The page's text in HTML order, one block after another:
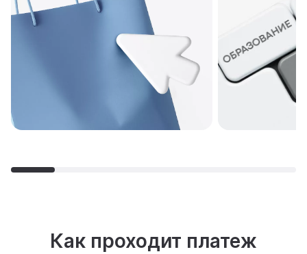
Как проходит платеж